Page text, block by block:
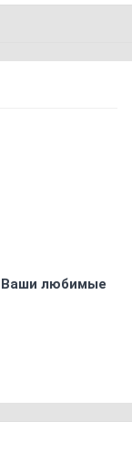
Ваши любимые